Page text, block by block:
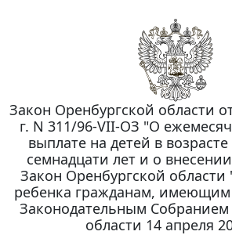
Закон Оренбургской области
г. N 311/96-VII-ОЗ "О
выплате на детей в
семнадцати лет и о
Закон Оренбургской
ребенка гражданам, имеющим
Законодательным Собранием
области 14 апреля